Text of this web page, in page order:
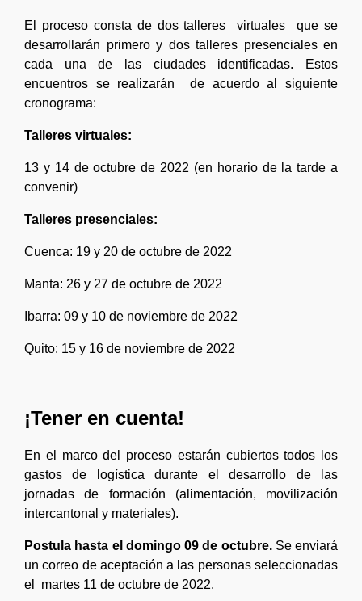
El proceso consta de dos talleres virtuales que se
desarrollarán primero y dos talleres presenciales en
cada una de las ciudades identificadas. Estos
encuentros se realizarán de acuerdo al siguiente
cronograma:
Talleres virtuales:
13 y 14 de octubre de 2022 (en horario de la tarde a
convenir)
Talleres presenciales:
Cuenca: 19 y 20 de octubre de 2022
Manta: 26 y 27 de octubre de 2022
Ibarra: 09 y 10 de noviembre de 2022
Quito: 15 y 16 de noviembre de 2022
¡Tener en cuenta!
En el marco del proceso estarán cubiertos todos los
gastos de logística durante el desarrollo de las
jornadas de formación (alimentación, movilización
intercantonal y materiales).
Postula hasta el domingo 09 de octubre.Se enviará
un correo de aceptación a las personas seleccionadas
el martes 11 de octubre de 2022.